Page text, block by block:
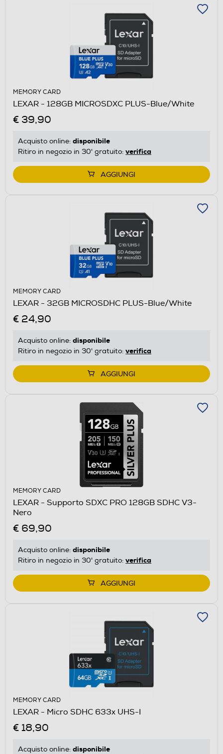
MEMORY CARD
LEXAR - 128GB MICROSDXC PLUS-Blue/White
€ 39,90
Acquisto online: disponibile
Ritiro in negozio in 30' gratuito: verifica
AGGIUNGI
MEMORY CARD
LEXAR - 32GB MICROSDHC PLUS-Blue/White
€ 24,90
Acquisto online: disponibile
Ritiro in negozio in 30' gratuito: verifica
AGGIUNGI
MEMORY CARD
LEXAR - Supporto SDXC PRO 128GB SDHC V3-
Nero
€ 69,90
Acquisto online: disponibile
Ritiro in negozio in 30' gratuito: verifica
AGGIUNGI
MEMORY CARD
LEXAR - Micro SDHC 633x UHS-I
€ 18,90
Acquisto online: disponibile